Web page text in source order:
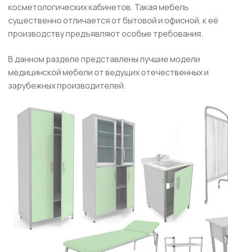
косметологических кабинетов. Такая мебель
существенно отличается от бытовой и офисной, к её
производству предъявляют особые требования.
В данном разделе представлены лучшие модели
медицинской мебели от ведущих отечественных и
зарубежных производителей.